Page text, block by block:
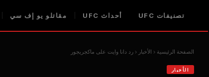
تصنيفات UFC أحداث UFC مقاتلو يو إف سي
الصفحة الرئيسية الأخبار رد دانا وايت على ماكجريجور
الأخبار